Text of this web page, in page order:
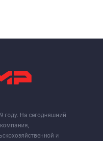
году. На сегодняшний
и